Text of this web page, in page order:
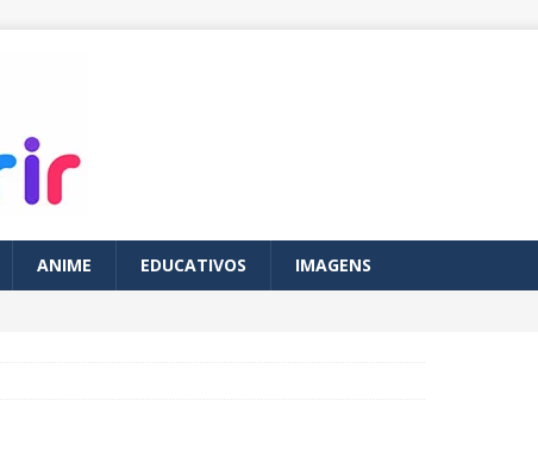
ANIME EDUCATIVOS IMAGENS